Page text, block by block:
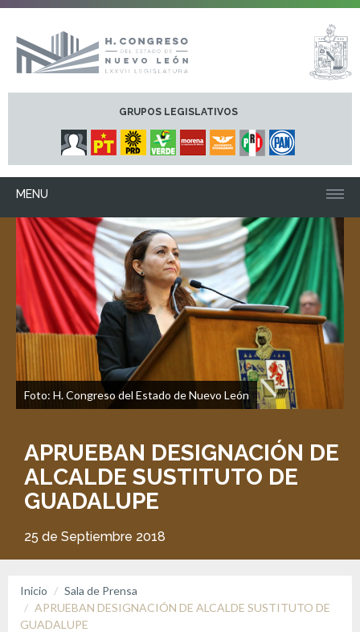
GRUPOS LEGISLATIVOS
MENU
Foto: H. Congreso del Estado de Nuevo León
APRUEBAN DESIGNACIÓN DE
ALCALDE SUSTITUTO DE
GUADALUPE
25 de Septiembre 2018
Inicio
Sala de Prensa
APRUEBAN DESIGNACIÓN DE ALCALDE SUSTITUTO DE
GUADALUPE